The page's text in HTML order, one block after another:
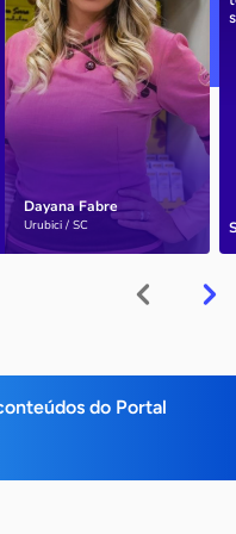
Dayana Fabre
Urubici / SC
do Portal